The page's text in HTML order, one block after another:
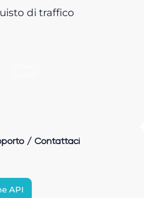
di traffico
/ Contattaci
API